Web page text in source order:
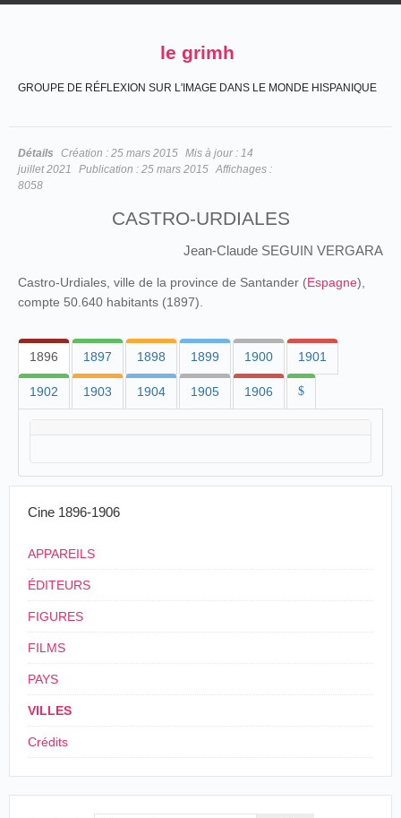
le grimh
GROUPE DE RÉFLEXION SUR L'IMAGE DANS LE MONDE HISPANIQUE
Détails Création : 25 mars 2015 Mis à jour : 14
juillet 2021
Publication : 25 mars 2015 Affichages :
8058
CASTRO-URDIALES
Jean-Claude SEGUIN VERGARA
Castro-Urdiales, ville de la province de Santander (Espagne),
compte 50.640 habitants (1897).
1896 1897 1898 1899 1900 1901
1902 1903 1904 1905 1906 $
Cine 1896-1906
APPAREILS
ÉDITEURS
FIGURES
FILMS
PAYS
VILLES
Crédits